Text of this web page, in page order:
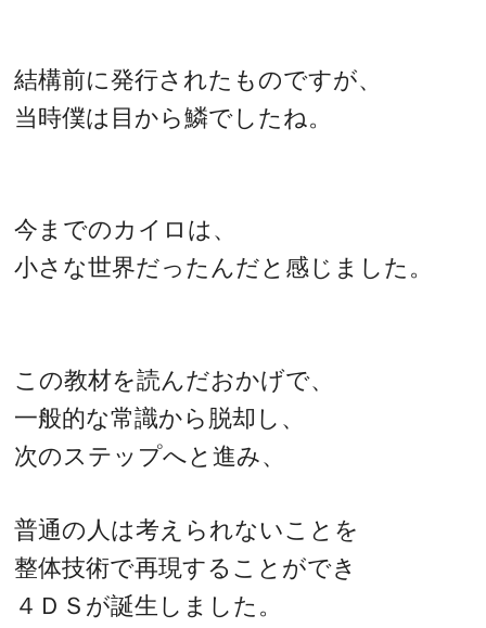
結構前に発行されたものですが、
当時僕は目から鱗でしたね。
今までのカイロは、
小さな世界だったんだと感じました。
この教材を読んだおかげで、
一般的な常識から脱却し、
次のステップへと進み、
普通の人は考えられないことを
整体技術で再現することができ
４ＤＳが誕生しました。